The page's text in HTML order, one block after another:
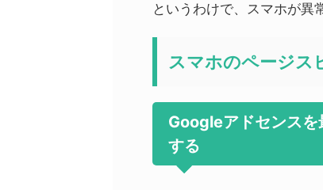
というわけで、スマホが異
スマホのページス
Googleアドセンス
する